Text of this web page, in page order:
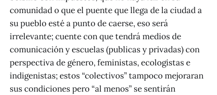
comunidad o que el puente que llega de la ciudad a
su pueblo esté a punto de caerse, eso será
irrelevante; cuente con que tendrá medios de
comunicación y escuelas (publicas y privadas) con
perspectiva de género, feministas, ecologistas e
indigenistas; estos “colectivos” tampoco mejoraran
sus condiciones pero “al menos” se sentirán